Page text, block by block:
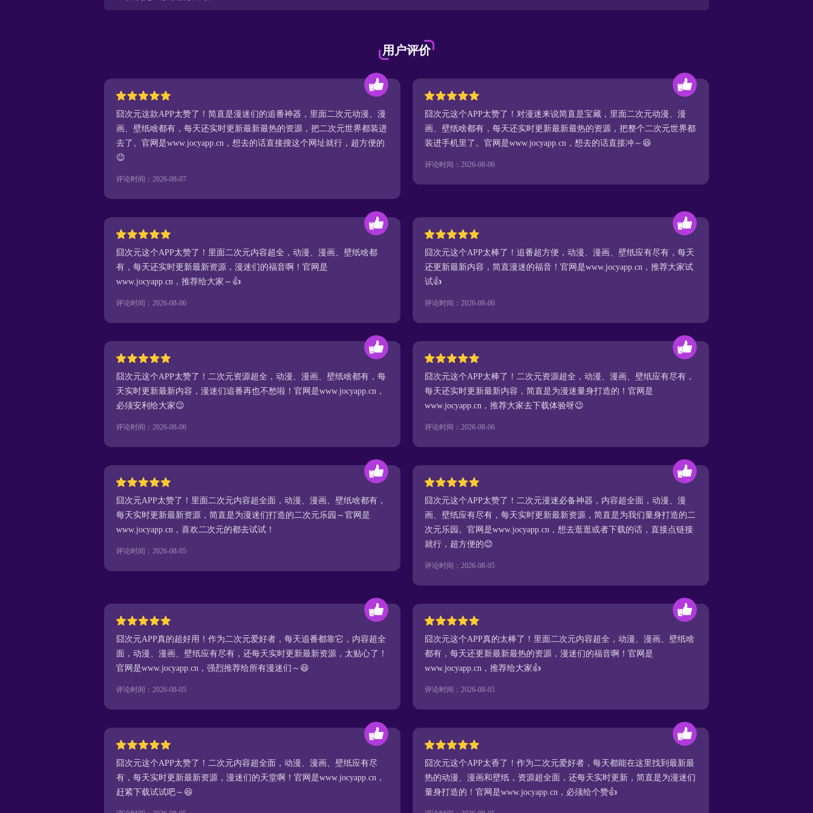
用户评价
囧次元这款APP太赞了！简直是漫迷们的追番神器，里面二次元动漫、漫
画、壁纸啥都有，每天还实时更新最新最热的资源，把二次元世界都装进
去了。官网是www.jocyapp.cn，想去的话直接搜这个网址就行，超方便的
😉
评论时间：2026-08-07
囧次元这个APP太赞了！对漫迷来说简直是宝藏，里面二次元动漫、漫
画、壁纸啥都有，每天还实时更新最新最热的资源，把整个二次元世界都
装进手机里了。官网是www.jocyapp.cn，想去的话直接冲～😆
评论时间：2026-08-06
囧次元这个APP太赞了！里面二次元内容超全，动漫、漫画、壁纸啥都
有，每天还实时更新最新资源，漫迷们的福音啊！官网是
www.jocyapp.cn，推荐给大家～👍
评论时间：2026-08-06
囧次元这个APP太棒了！追番超方便，动漫、漫画、壁纸应有尽有，每天
还更新最新内容，简直漫迷的福音！官网是www.jocyapp.cn，推荐大家试
试👍
评论时间：2026-08-06
囧次元这个APP太赞了！二次元资源超全，动漫、漫画、壁纸啥都有，每
天实时更新最新内容，漫迷们追番再也不愁啦！官网是www.jocyapp.cn，
必须安利给大家😉
评论时间：2026-08-06
囧次元这个APP太棒了！二次元资源超全，动漫、漫画、壁纸应有尽有，
每天还实时更新最新内容，简直是为漫迷量身打造的！官网是
www.jocyapp.cn，推荐大家去下载体验呀😉
评论时间：2026-08-06
囧次元APP太赞了！里面二次元内容超全面，动漫、漫画、壁纸啥都有，
每天实时更新最新资源，简直是为漫迷们打造的二次元乐园～官网是
www.jocyapp.cn，喜欢二次元的都去试试！
评论时间：2026-08-05
囧次元这个APP太赞了！二次元漫迷必备神器，内容超全面，动漫、漫
画、壁纸应有尽有，每天实时更新最新资源，简直是为我们量身打造的二
次元乐园。官网是www.jocyapp.cn，想去逛逛或者下载的话，直接点链接
就行，超方便的😊
评论时间：2026-08-05
囧次元APP真的超好用！作为二次元爱好者，每天追番都靠它，内容超全
面，动漫、漫画、壁纸应有尽有，还每天实时更新最新资源，太贴心了！
官网是www.jocyapp.cn，强烈推荐给所有漫迷们～😆
评论时间：2026-08-05
囧次元这个APP真的太棒了！里面二次元内容超全，动漫、漫画、壁纸啥
都有，每天还更新最新最热的资源，漫迷们的福音啊！官网是
www.jocyapp.cn，推荐给大家👍
评论时间：2026-08-05
囧次元这个APP太赞了！二次元内容超全面，动漫、漫画、壁纸应有尽
有，每天实时更新最新资源，漫迷们的天堂啊！官网是www.jocyapp.cn，
赶紧下载试试吧～😆
囧次元这个APP太香了！作为二次元爱好者，每天都能在这里找到最新最
热的动漫、漫画和壁纸，资源超全面，还每天实时更新，简直是为漫迷们
量身打造的！官网是www.jocyapp.cn，必须给个赞👍